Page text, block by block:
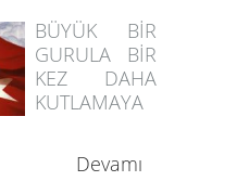
BÜYÜK BİR
GURULA BİR
KEZ DAHA
KUTLAMAYA
Devamı